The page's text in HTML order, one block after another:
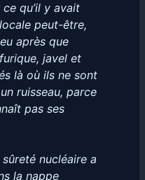
qu’il y avait
peut-être,
après que
javel et
là où ils ne sont
ruisseau, parce
pas ses
nucléaire a
la nappe